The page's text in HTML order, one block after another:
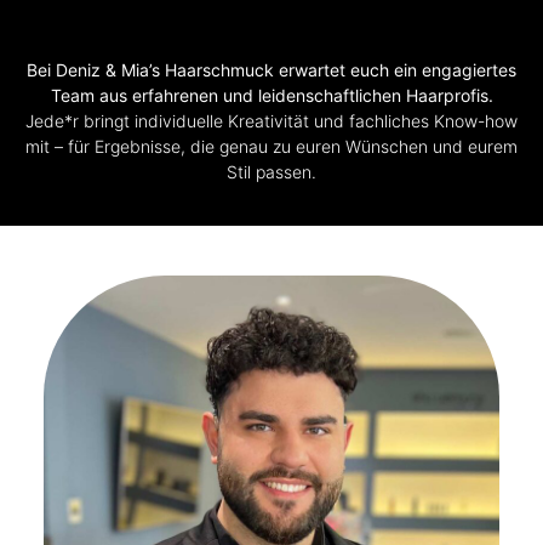
Bei Deniz & Mia’s Haarschmuck erwartet euch ein engagiertes
Team aus erfahrenen und leidenschaftlichen Haarprofis.
Jede*r bringt individuelle Kreativität und fachliches Know-how
mit – für Ergebnisse, die genau zu euren Wünschen und eurem
Stil passen.